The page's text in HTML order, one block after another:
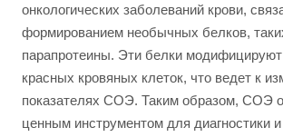
онкологических заболеваний крови,
формированием необычных белков,
парапротеины. Эти белки
красных кровяных клеток, что ведет к
показателях СОЭ. Таким образом, СОЭ
ценным инструментом для диагностики